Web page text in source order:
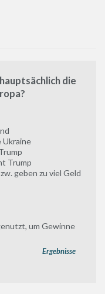
die
Ukraine
Trump
geben zu viel Geld
um Gewinne
Ergebnisse